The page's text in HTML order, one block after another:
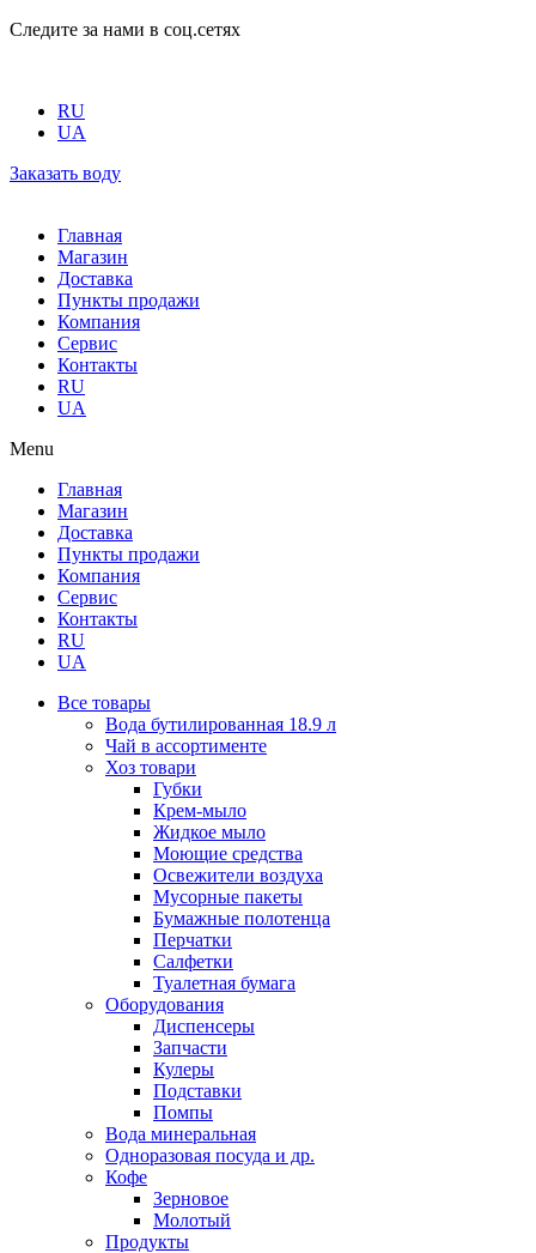
Следите за нами в соц.сетях
RU
UA
Заказать воду
Главная
Магазин
Доставка
Пункты продажи
Компания
Сервис
Контакты
RU
UA
Menu
Главная
Магазин
Доставка
Пункты продажи
Компания
Сервис
Контакты
RU
UA
Все товары
Вода бутилированная 18.9 л
Чай в ассортименте
Хоз товари
Губки
Крем-мыло
Жидкое мыло
Моющие средства
Освежители воздуха
Мусорные пакеты
Бумажные полотенца
Перчатки
Салфетки
Туалетная бумага
Оборудования
Диспенсеры
Запчасти
Кулеры
Подставки
Помпы
Вода минеральная
Одноразовая посуда и др.
Кофе
Зерновое
Молотый
Продукты